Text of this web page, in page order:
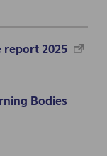
report 2025
Bodies